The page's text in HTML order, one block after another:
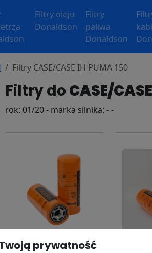
Filtry oleju
Donaldson
Filtry
paliwa
Donaldson
Filtry CASE/CASE IH PUMA 150
Filtry do CASE/
rok: 01/20 - marka silnika: - -
Filtr hydrauliczny
prywatność